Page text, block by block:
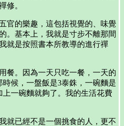
修。
官的樂趣，這包括視覺的、味覺
。基本上，我就是寸步不離那間
就是按照書本所教導的進行禪
餐。因為一天只吃一餐，一天的
候，一盤飯是3泰銖，一碗麵是
上一碗麵就夠了。我的生活花費
就已經不是一個挑食的人，更不